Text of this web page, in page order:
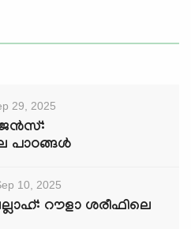
29, 2025
പാഠങ്ങൾ
10, 2025
റൗളാ ശരീഫിലെ